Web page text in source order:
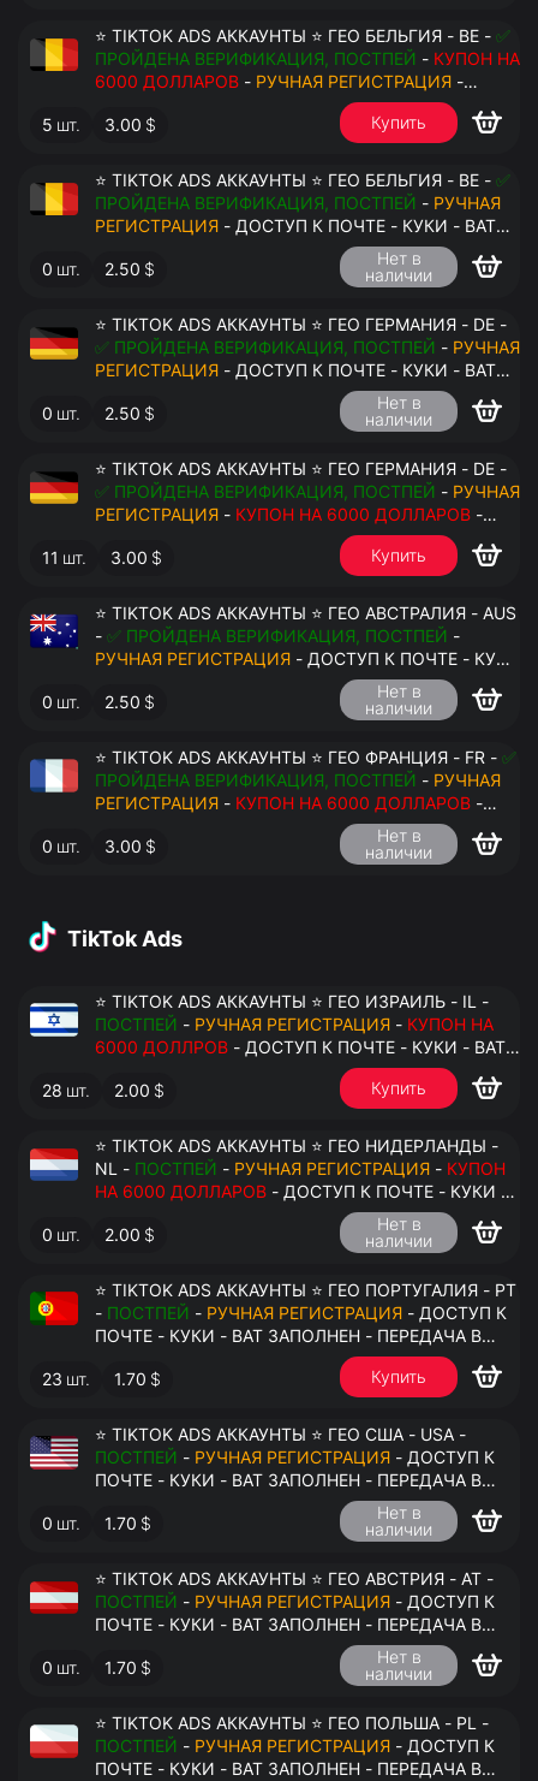
⭐ TIKTOK ADS АККАУНТЫ ⭐ ГЕО БЕЛЬГИЯ - BE - ✅
ПРОЙДЕНА ВЕРИФИКАЦИЯ, ПОСТПЕЙ - КУПОН НА
6000 ДОЛЛАРОВ - РУЧНАЯ РЕГИСТРАЦИЯ -
ДОСТУП К ПОЧТЕ - КУКИ - ВАТ ЗАПОЛНЕН -
ПЕРЕДАЧА В АНТИДЕТЕКТ
5 шт. 3.00 $ Купить
⭐ TIKTOK ADS АККАУНТЫ ⭐ ГЕО БЕЛЬГИЯ - BE - ✅
ПРОЙДЕНА ВЕРИФИКАЦИЯ, ПОСТПЕЙ - РУЧНАЯ
РЕГИСТРАЦИЯ - ДОСТУП К ПОЧТЕ - КУКИ - ВАТ
ЗАПОЛНЕН - ПЕРЕДАЧА В АНТИДЕТЕКТ
0 шт. 2.50 $
Нет в
наличии
⭐ TIKTOK ADS АККАУНТЫ ⭐ ГЕО ГЕРМАНИЯ - DE -
✅ ПРОЙДЕНА ВЕРИФИКАЦИЯ, ПОСТПЕЙ - РУЧНАЯ
РЕГИСТРАЦИЯ - ДОСТУП К ПОЧТЕ - КУКИ - ВАТ
ЗАПОЛНЕН - ПЕРЕДАЧА В АНТИДЕТЕКТ
0 шт. 2.50 $
Нет в
наличии
⭐ TIKTOK ADS АККАУНТЫ ⭐ ГЕО ГЕРМАНИЯ - DE -
✅ ПРОЙДЕНА ВЕРИФИКАЦИЯ, ПОСТПЕЙ - РУЧНАЯ
РЕГИСТРАЦИЯ - КУПОН НА 6000 ДОЛЛАРОВ -
ДОСТУП К ПОЧТЕ - КУКИ - ВАТ ЗАПОЛНЕН -
ПЕРЕДАЧА В АНТИДЕТЕКТ
11 шт. 3.00 $ Купить
⭐ TIKTOK ADS АККАУНТЫ ⭐ ГЕО АВСТРАЛИЯ - AUS
- ✅ ПРОЙДЕНА ВЕРИФИКАЦИЯ, ПОСТПЕЙ -
РУЧНАЯ РЕГИСТРАЦИЯ - ДОСТУП К ПОЧТЕ - КУКИ
- ВАТ ЗАПОЛНЕН - ПЕРЕДАЧА В АНТИДЕТЕКТ
0 шт. 2.50 $
Нет в
наличии
⭐ TIKTOK ADS АККАУНТЫ ⭐ ГЕО ФРАНЦИЯ - FR - ✅
ПРОЙДЕНА ВЕРИФИКАЦИЯ, ПОСТПЕЙ - РУЧНАЯ
РЕГИСТРАЦИЯ - КУПОН НА 6000 ДОЛЛАРОВ -
ДОСТУП К ПОЧТЕ - КУКИ - ВАТ ЗАПОЛНЕН -
ПЕРЕДАЧА В АНТИДЕТЕКТ
0 шт. 3.00 $
Нет в
наличии
TikTok Ads
⭐ TIKTOK ADS АККАУНТЫ ⭐ ГЕО ИЗРАИЛЬ - IL -
ПОСТПЕЙ - РУЧНАЯ РЕГИСТРАЦИЯ - КУПОН НА
6000 ДОЛЛРОВ
ЗАПОЛНЕН - ПЕРЕДАЧА В АНТИДЕТЕКТ
28 шт. 2.00 $ Купить
⭐ TIKTOK ADS АККАУНТЫ ⭐ ГЕО НИДЕРЛАНДЫ -
NL - ПОСТПЕЙ - РУЧНАЯ РЕГИСТРАЦИЯ - КУПОН
НА 6000 ДОЛЛАРОВ - ДОСТУП К ПОЧТЕ - КУКИ -
ВАТ ЗАПОЛНЕН - ПЕРЕДАЧА В АНТИДЕТЕКТ
0 шт. 2.00 $
Нет в
наличии
⭐ TIKTOK ADS АККАУНТЫ ⭐ ГЕО ПОРТУГАЛИЯ - PT
- ПОСТПЕЙ - РУЧНАЯ РЕГИСТРАЦИЯ
ПОЧТЕ - КУКИ - ВАТ ЗАПОЛНЕН - ПЕРЕДАЧА В
23 шт. 1.70 $ Купить
⭐ TIKTOK ADS АККАУНТЫ ⭐ ГЕО США - USA -
ПОСТПЕЙ - РУЧНАЯ РЕГИСТРАЦИЯ - ДОСТУП К
ПОЧТЕ - КУКИ - ВАТ ЗАПОЛНЕН - ПЕРЕДАЧА В
0 шт. 1.70 $
Нет в
наличии
⭐ TIKTOK ADS АККАУНТЫ ⭐ ГЕО АВСТРИЯ - AT -
ПОСТПЕЙ - РУЧНАЯ РЕГИСТРАЦИЯ - ДОСТУП К
ПОЧТЕ - КУКИ - ВАТ ЗАПОЛНЕН - ПЕРЕДАЧА В
0 шт. 1.70 $
Нет в
наличии
⭐ TIKTOK ADS АККАУНТЫ ⭐ ГЕО ПОЛЬША - PL -
ПОСТПЕЙ - РУЧНАЯ РЕГИСТРАЦИЯ - ДОСТУП К
ПОЧТЕ - КУКИ - ВАТ ЗАПОЛНЕН - ПЕРЕДАЧА В
$